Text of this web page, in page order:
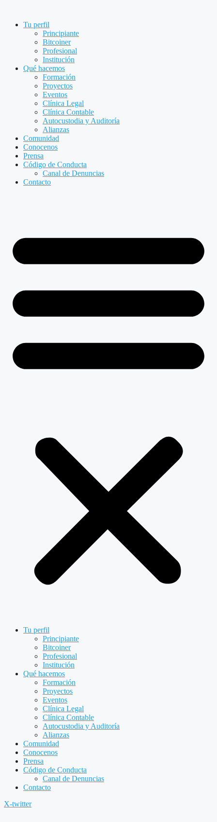
contenidoTu perfil
Principiante
Bitcoiner
Profesional
Institución
Qué hacemos
Formación
Proyectos
Eventos
Clínica Legal
Clínica Contable
Autocustodia y Auditoría
Alianzas
Comunidad
Conocenos
Prensa
Código de Conducta
Canal de Denuncias
Contacto
Tu perfil
Principiante
Bitcoiner
Profesional
Institución
Qué hacemos
Formación
Proyectos
Eventos
Clínica Legal
Clínica Contable
Autocustodia y Auditoría
Alianzas
Comunidad
Conocenos
Prensa
Código de Conducta
Canal de Denuncias
Contacto
X-twitter